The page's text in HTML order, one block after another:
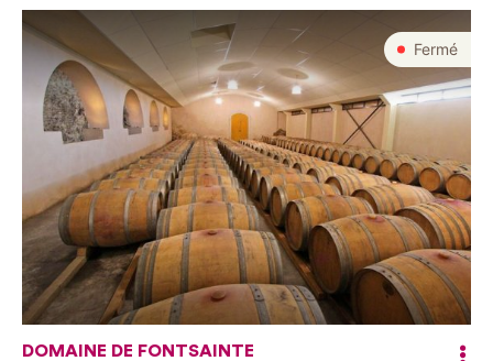
Fermé
DOMAINE DE FONTSAINTE